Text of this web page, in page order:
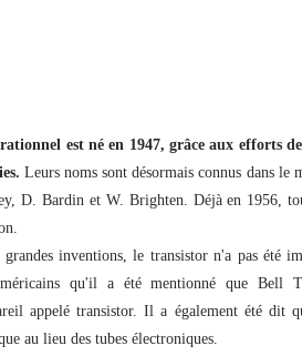
est né en 1947, grâce aux efforts
Leurs noms sont désormais connus dans le
D. Bardin et W. Brighten. Déjà en 1956,
inventions, le transistor n'a pas été
qu'il a été mentionné que Bell
appelé transistor. Il a également été dit
au lieu des tubes électroniques.